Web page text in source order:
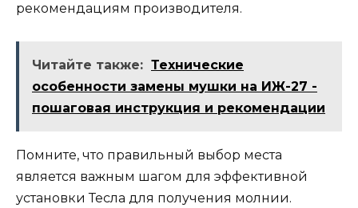
рекомендациям производителя.
Читайте также: Технические
особенности замены мушки на ИЖ-27 -
пошаговая инструкция и рекомендации
Помните, что правильный выбор места
является важным шагом для эффективной
установки Тесла для получения молнии.